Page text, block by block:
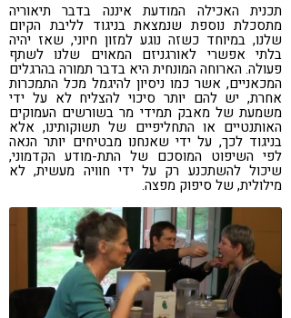
תכנית האכילה המודעת איננה בדבר תיאוריה
מתסכלת נוספת שנמצאת בניגוד לליבת הקיום
שלנו, במיוחד כשזה נוגע למזון חיוני, שאז יהיה
בלתי אפשרי לאורגניזם המאוים שלנו לשתף
פעולה. הארוחה המונחית היא בדבר תמורה בהרגלים
המכאניים, אשר כמו ניסיון להיגמל מכל התמכרות
אחרת, יש להם יותר סיכוי להצליח לא על ידי
משמעת של מאבק תמידי מר בשורשים העמוקים
האותנטיים או התחליפיים של תשוקותינו, אלא
בניגוד לכך, על ידי שאנחנו מבטיחים יותר הנאה
לפי השיפוט המוסכם של התת-מודע הקדמוני,
שיכול להשתכנע רק על ידי חוויה מעשית, לא
מילולית, של סיפוק מפצה.